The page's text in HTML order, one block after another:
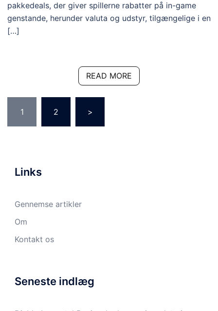
pakkedeals, der giver spillerne rabatter på in-game
genstande, herunder valuta og udstyr, tilgængelige i en
[…]
READ MORE
pagination
1 2 >
Links
Gennemse artikler
Om
Kontakt os
Seneste indlæg